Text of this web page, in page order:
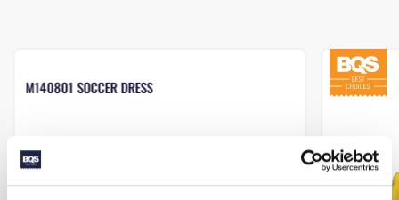
M140801 SOCCER DRESS
Beschikbaar in maat (maten): S-M
Merk: mbw